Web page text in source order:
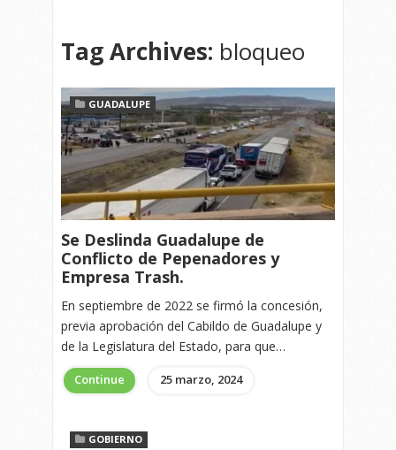
Tag Archives: bloqueo
GUADALUPE
Se Deslinda Guadalupe de
Conflicto de Pepenadores y
Empresa Trash.
En septiembre de 2022 se firmó la concesión,
previa aprobación del Cabildo de Guadalupe y
de la Legislatura del Estado, para que…
Continue 25 marzo, 2024
GOBIERNO